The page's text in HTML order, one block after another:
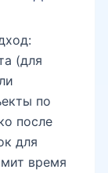
(для
по
после
для
время